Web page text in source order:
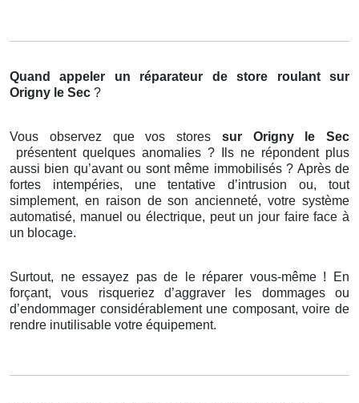
Quand appeler un réparateur de store roulant
sur
Origny le Sec ?
Vous observez que vos stores sur Origny le Sec
présentent quelques anomalies ? Ils ne répondent plus
aussi bien qu’avant ou sont même immobilisés ? Après de
fortes intempéries, une tentative d’intrusion ou, tout
simplement, en raison de son ancienneté, votre système
automatisé, manuel ou électrique, peut un jour faire face à
un blocage.
Surtout, ne essayez pas de le réparer vous-même ! En
forçant, vous risqueriez d’aggraver les dommages ou
d’endommager considérablement une composant, voire de
rendre inutilisable votre équipement.